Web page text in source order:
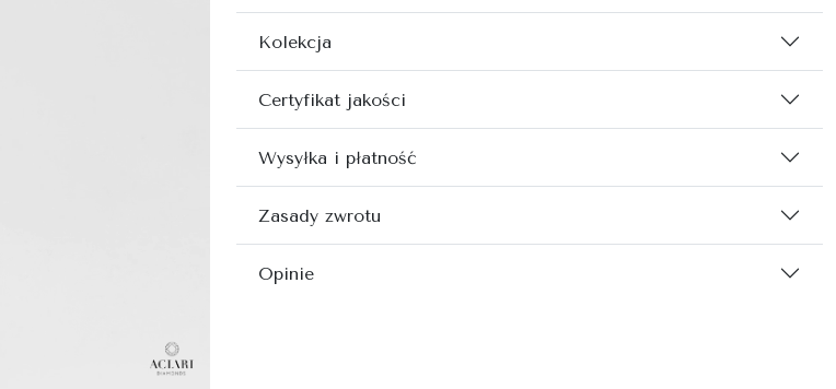
Kolekcja
Certyfikat jakości
Wysyłka i płatność
Zasady zwrotu
Opinie